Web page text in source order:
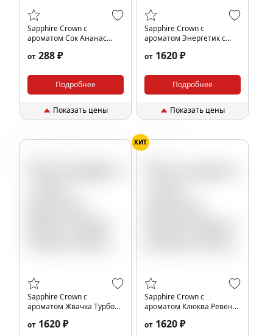
Sapphire Crown с
ароматом Сок Ананас
гр.
от 288 ₽
Подробнее
Показать цены
Sapphire Crown с
ароматом Энергетик с
200 гр.
от 1620 ₽
Подробнее
Показать цены
Sapphire Crown с
ароматом Жвачка Турбо
от 1620 ₽
ХИТ
Sapphire Crown с
ароматом Клюква Ревень
от 1620 ₽